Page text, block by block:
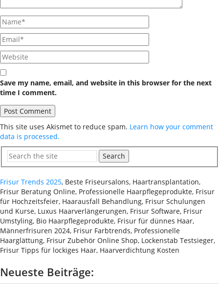
Save my name, email, and website in this browser for the next
time I comment.
This site uses Akismet to reduce spam. Learn how your comment
data is processed.
Search
Frisur Trends 2025, Beste Friseursalons, Haartransplantation,
Frisur Beratung Online, Professionelle Haarpflegeprodukte, Frisur
für Hochzeitsfeier, Haarausfall Behandlung, Frisur Schulungen
und Kurse, Luxus Haarverlängerungen, Frisur Software, Frisur
Umstyling, Bio Haarpflegeprodukte, Frisur für dünnes Haar,
Männerfrisuren 2024, Frisur Farbtrends, Professionelle
Haarglättung, Frisur Zubehör Online Shop, Lockenstab Testsieger,
Frisur Tipps für lockiges Haar, Haarverdichtung Kosten
Neueste Beiträge: